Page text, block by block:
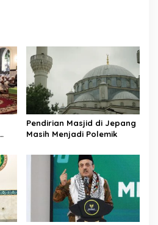
Pendirian Masjid di Jepang
Masih Menjadi Polemik